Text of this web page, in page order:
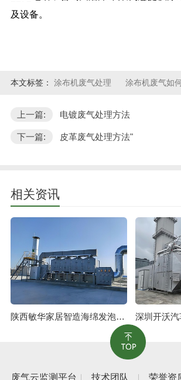
及设备。
本文标签： 涂布机废气处理 涂布机废气如
上一篇: 电镀废气处理方法
下一篇: 皮革废气处理方法"
相关资讯
陕西敏华家居智造海绵发泡废气治理工程
废气云监测平台 技术团队 荣誉资